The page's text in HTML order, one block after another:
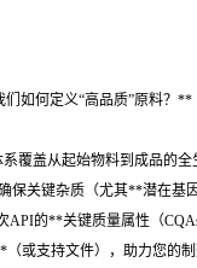
如何定义“高品质”原料？**
盖从起始物料到成品的全
关键杂质（尤其**潜在基
的**关键质量属性（
或支持文件），助力您的制